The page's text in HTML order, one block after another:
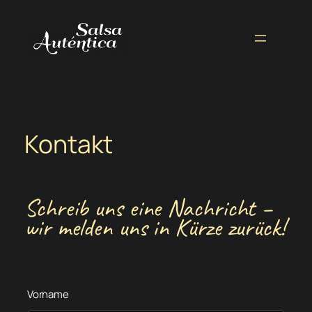
springen
Kontakt
Schreib uns eine Nachricht –
wir melden uns in Kürze zurück!
LVorname